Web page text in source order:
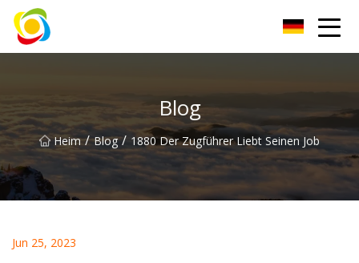
Blog
Heim / Blog / 1880 Der Zugführer Liebt Seinen Job
Jun 25, 2023